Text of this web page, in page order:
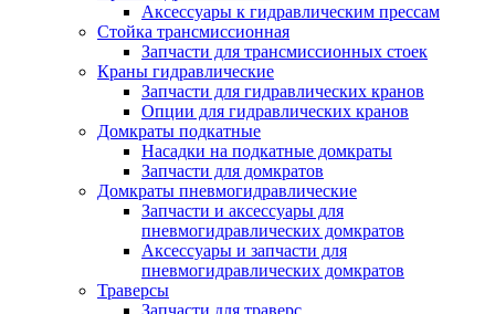
Аксессуары к гидравлическим прессам
Стойка трансмиссионная
Запчасти для трансмиссионных стоек
Краны гидравлические
Запчасти для гидравлических кранов
Опции для гидравлических кранов
Домкраты подкатные
Насадки на подкатные домкраты
Запчасти для домкратов
Домкраты пневмогидравлические
Запчасти и аксессуары для
пневмогидравлических домкратов
Аксессуары и запчасти для
пневмогидравлических домкратов
Траверсы
Запчасти для траверс